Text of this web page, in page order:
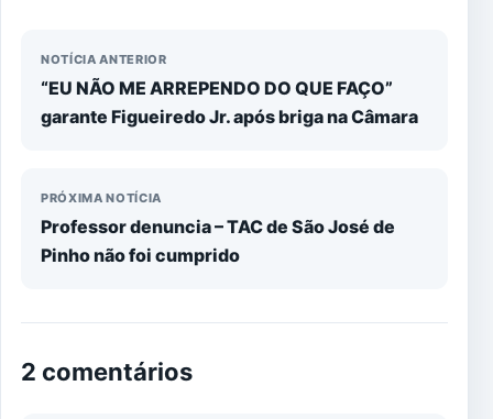
NOTÍCIA ANTERIOR
“EU NÃO ME ARREPENDO DO QUE FAÇO”
garante Figueiredo Jr. após briga na Câmara
PRÓXIMA NOTÍCIA
Professor denuncia – TAC de São José de
Pinho não foi cumprido
2 comentários